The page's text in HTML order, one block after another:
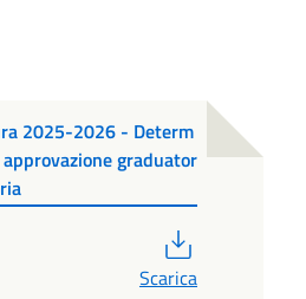
2025-2026 - Determ
graduator
Scarica